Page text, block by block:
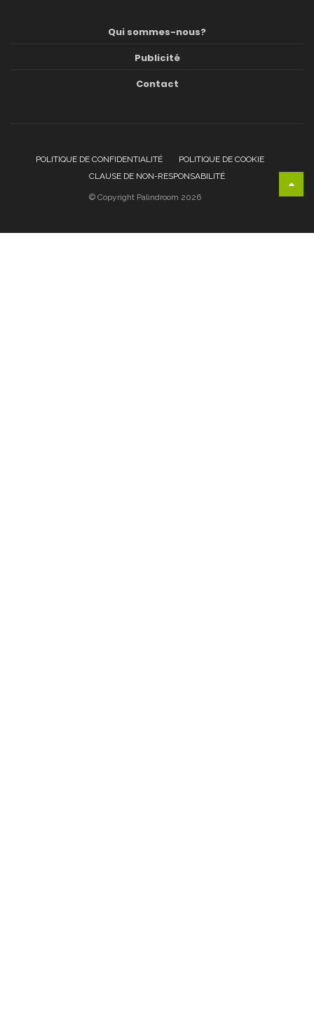
Qui sommes-nous?
Publicité
Contact
POLITIQUE DE CONFIDENTIALITÉ
POLITIQUE DE COOKIE
CLAUSE DE NON-RESPONSABILITÉ
© Copyright Palindroom 2026